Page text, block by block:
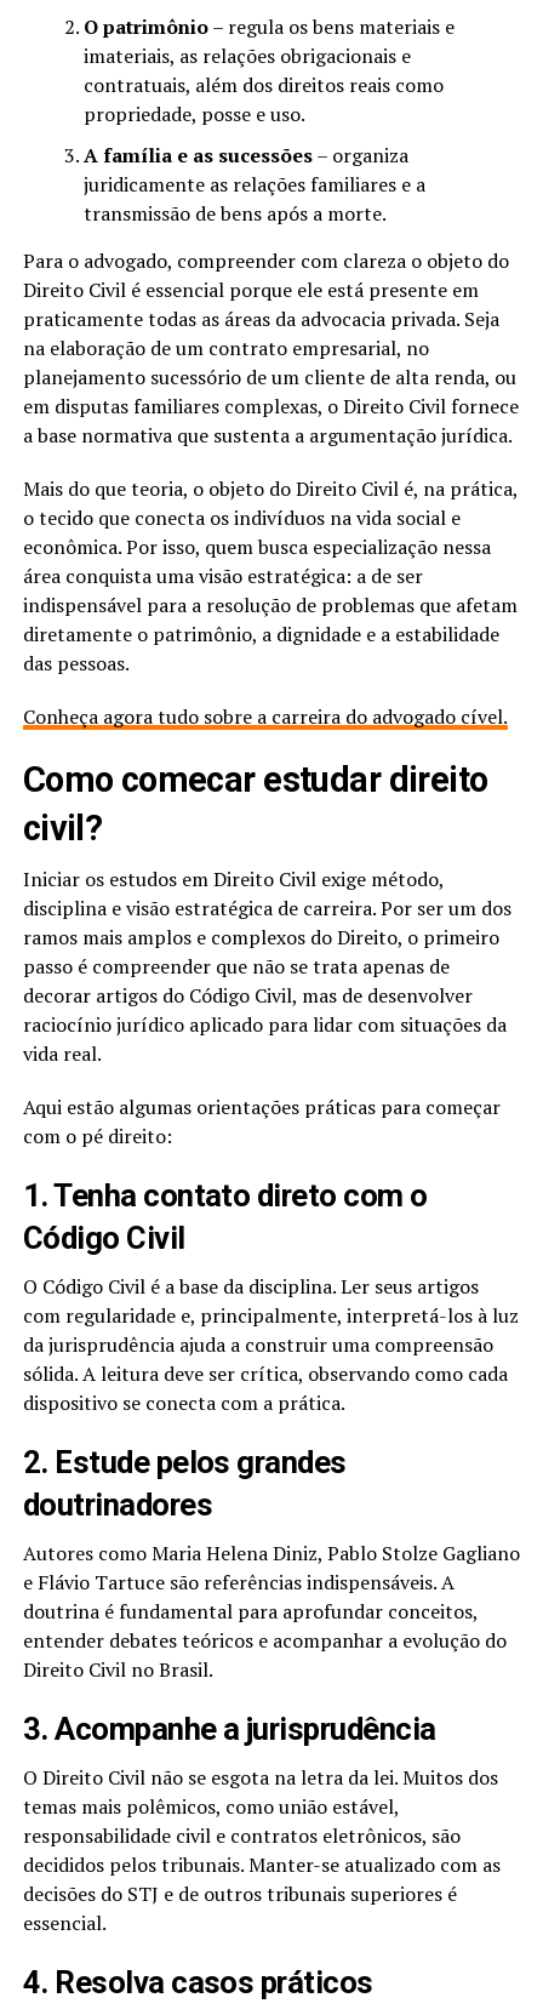
O patrimônio– regula os bens materiais e
imateriais, as relações obrigacionais e
contratuais, além dos direitos reais como
propriedade, posse e uso.
A família e as sucessões– organiza
juridicamente as relações familiares e a
transmissão de bens após a morte.
Para o advogado, compreender com clareza o objeto do
Direito Civil é essencial porque ele está presente em
praticamente todas as áreas da advocacia privada. Seja
na elaboração de um contrato empresarial, no
planejamento sucessório de um cliente de alta renda, ou
em disputas familiares complexas, o Direito Civil fornece
a base normativa que sustenta a argumentação jurídica.
Mais do que teoria, o objeto do Direito Civil é, na prática,
o tecido que conecta os indivíduos na vida social e
econômica. Por isso, quem busca especialização nessa
área conquista uma visão estratégica: a de ser
indispensável para a resolução de problemas que afetam
diretamente o patrimônio, a dignidade e a estabilidade
das pessoas.
Conheça agora tudo sobre a carreira do advogado cível.
Como comecar estudar direito
civil​?
Iniciar os estudos em Direito Civil exige método,
disciplina e visão estratégica de carreira. Por ser um dos
ramos mais amplos e complexos do Direito, o primeiro
passo é compreender que não se trata apenas de
decorar artigos do Código Civil, mas de desenvolver
raciocínio jurídico aplicado para lidar com situações da
vida real.
Aqui estão algumas orientações práticas para começar
com o pé direito:
1. Tenha contato direto com o
Código Civil
O Código Civil é a base da disciplina. Ler seus artigos
com regularidade e, principalmente, interpretá-los à luz
da jurisprudência ajuda a construir uma compreensão
sólida. A leitura deve ser crítica, observando como cada
dispositivo se conecta com a prática.
2. Estude pelos grandes
doutrinadores
Autores como Maria Helena Diniz, Pablo Stolze Gagliano
e Flávio Tartuce são referências indispensáveis. A
doutrina é fundamental para aprofundar conceitos,
entender debates teóricos e acompanhar a evolução do
Direito Civil no Brasil.
3. Acompanhe a jurisprudência
O Direito Civil não se esgota na letra da lei. Muitos dos
temas mais polêmicos, como união estável,
responsabilidade civil e contratos eletrônicos, são
decididos pelos tribunais. Manter-se atualizado com as
decisões do STJ e de outros tribunais superiores é
essencial.
4. Resolva casos práticos